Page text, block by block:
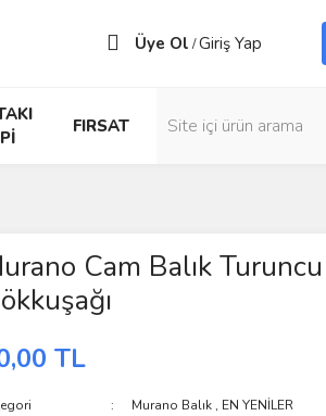
Üye Ol /Giriş Yap
FIRSAT
Cam Balık Turuncu
TL
Murano Balık , EN YENİLER